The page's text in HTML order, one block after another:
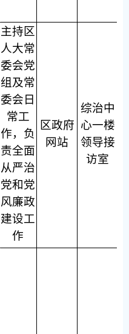
主持区
人大常
委会党
组及常
委会日
常工
作，负
责全面
从严治
党和党
风廉政
建设工
作
区政府
网站
综治中
心一楼
领导接
访室